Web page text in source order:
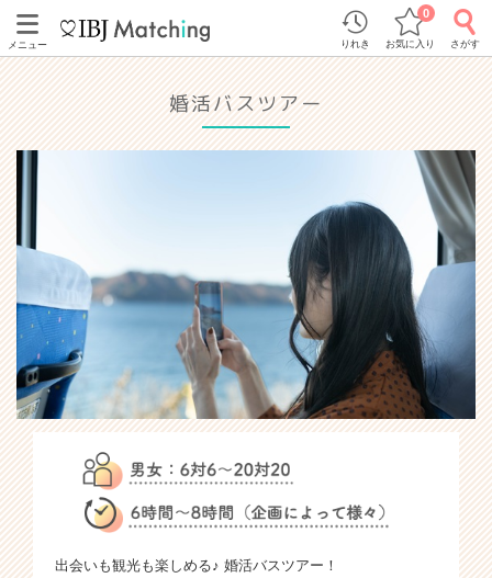
メニュー りれき お気に入り
0
さがす
婚活バスツアー
出会いも観光も楽しめる♪ 婚活バスツアー！